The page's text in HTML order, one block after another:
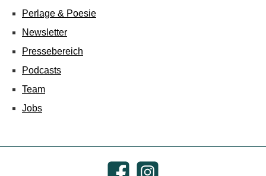
Perlage & Poesie
Newsletter
Pressebereich
Podcasts
Team
Jobs